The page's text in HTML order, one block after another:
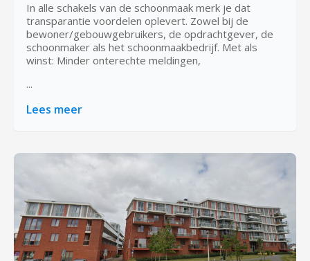
In alle schakels van de schoonmaak merk je dat
transparantie voordelen oplevert. Zowel bij de
bewoner/gebouwgebruikers, de opdrachtgever, de
schoonmaker als het schoonmaakbedrijf. Met als
winst: Minder onterechte meldingen,
...
Lees meer